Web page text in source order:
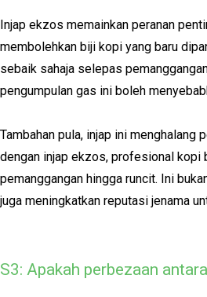
Injap ekzos memainkan peranan
membolehkan biji kopi yang baru
sebaik sahaja selepas
pengumpulan gas ini boleh
Tambahan pula, injap ini menghalang
dengan injap ekzos, profesional kopi
pemanggangan hingga runcit. Ini
juga meningkatkan reputasi jenama
S3: Apakah perbezaan